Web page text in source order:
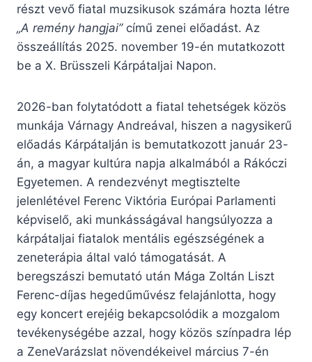
részt vevő fiatal muzsikusok számára hozta létre
„A remény hangjai”című zenei előadást. Az
összeállítás 2025. november 19-én mutatkozott
be a X. Brüsszeli Kárpátaljai Napon.
2026-ban folytatódott a fiatal tehetségek közös
munkája Várnagy Andreával, hiszen a nagysikerű
előadás Kárpátalján is bemutatkozott január 23-
án, a magyar kultúra napja alkalmából a Rákóczi
Egyetemen. A rendezvényt megtisztelte
jelenlétével Ferenc Viktória Európai Parlamenti
képviselő, aki munkásságával hangsúlyozza a
kárpátaljai fiatalok mentális egészségének a
zeneterápia által való támogatását. A
beregszászi bemutató után Mága Zoltán Liszt
Ferenc-díjas hegedűművész felajánlotta, hogy
egy koncert erejéig bekapcsolódik a mozgalom
tevékenységébe azzal, hogy közös színpadra lép
a ZeneVarázslat növendékeivel március 7-én